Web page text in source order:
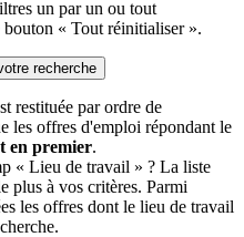
un par un ou tout
« Tout réinitialiser ».
recherche
restituée par ordre de
les offres d'emploi répondant le
en premier.
« Lieu de travail » ? La liste
plus à vos critères. Parmi
les offres dont le lieu de travail